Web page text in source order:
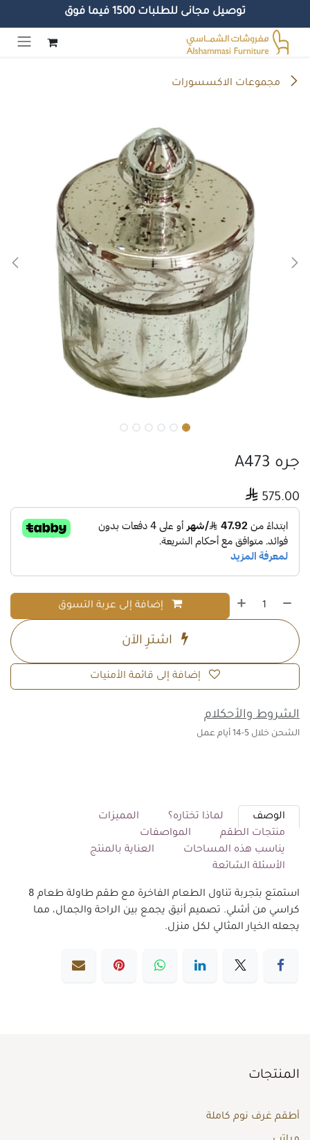
توصيل مجانى للطلبات 1500 فيما فوق
تخطي للذهاب إلى المحتوى
مجموعات الاكسسورات
جره A473
575.00
إضافة إلى عربة التسوق
اشترِ الآن
إضافة إلى قائمة الأمنيات
الشروط والأحكلام
الشحن خلال 5-14 أيام عمل
الوصف لماذا تختاره؟
المميزات
منتجات الطقم
المواصفات
يناسب هذه المساحات
العناية بالمنتج
الأسئلة الشائعة
استمتع بتجربة تناول الطعام الفاخرة مع طقم طاولة طعام 8
كراسي من أشلي. تصميم أنيق يجمع بين الراحة والجمال، مما
يجعله الخيار المثالي لكل منزل.
المنتجات
أطقم غرف نوم كاملة